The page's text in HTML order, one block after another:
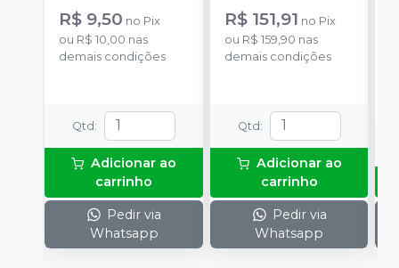
cada uma e 3
ponteiras para
aplicação.
R$ 9,50 no Pix
ou R$ 10,00 nas
demais condições
Qtd :
Adicionar ao
carrinho
Pedir via
Whatsapp
hidrogênio
concentrado + 1 frasco
com 5g de
espessante + 1 frasco
(neutralizante de
peróxidos) + 1
espátula e uma placa
para preparo do gel e
1 Top Dam com 2g.
R$ 151,91 no Pix
ou R$ 159,90 nas
demais condições
Qtd :
Adicionar ao
carrinho
Pedir via
Whatsapp